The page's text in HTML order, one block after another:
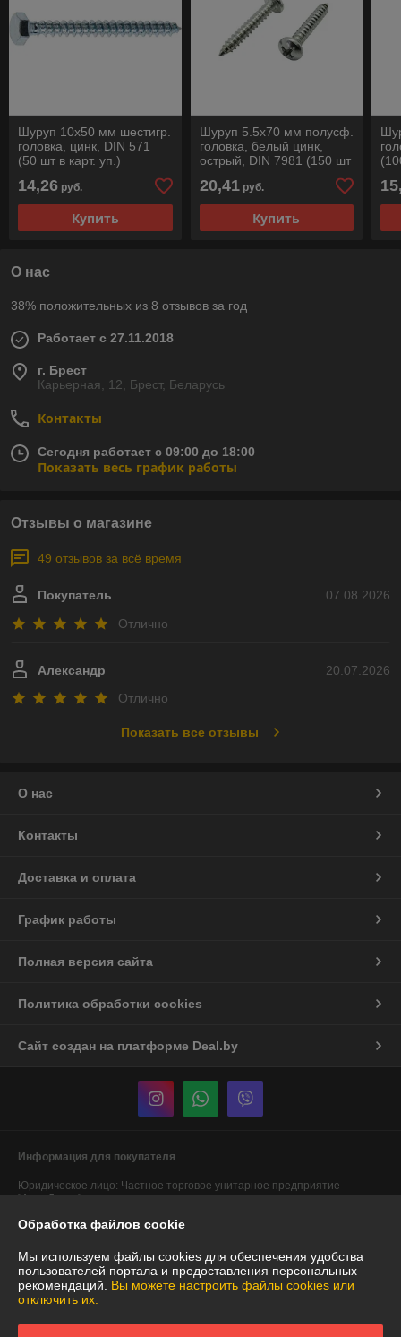
Шуруп 10х50 мм шестигр.
головка, цинк, DIN 571
(50 шт в карт. уп.)
14,26 руб.
Купить
Шуруп 5.5х70 мм полусф.
головка, белый цинк,
острый, DIN 7981 (150 шт
20,41руб.
Купить
О нас
38% положительных из 8 отзывов за год
Работает с 27.11.2018
г. Брест
Карьерная, 12, Брест, Беларусь
Контакты
Сегодня работает с 09:00 до 18:00
Показать весь график работы
Отзывы о магазине
49 отзывов за всё время
07.08.2026
Покупатель
Отлично
20.07.2026
Александр
Отлично
Показать все отзывы
О нас
Контакты
Доставка и оплата
График работы
Полная версия сайта
Политика обработки cookies
Сайт создан на платформе Deal.by
Информация для покупателя
Юридическое лицо: Частное торговое унитарное предприятие
"АннаДекор"
УНП: 290487319
Регистрационный орган: Брестский областной исполнительный
Обработка файлов cookie
Мы используем файлы cookies для обеспечения удобства
пользователей портала и предоставления персональных
рекомендаций. Вы можете настроить файлы cookies или
отключить их.